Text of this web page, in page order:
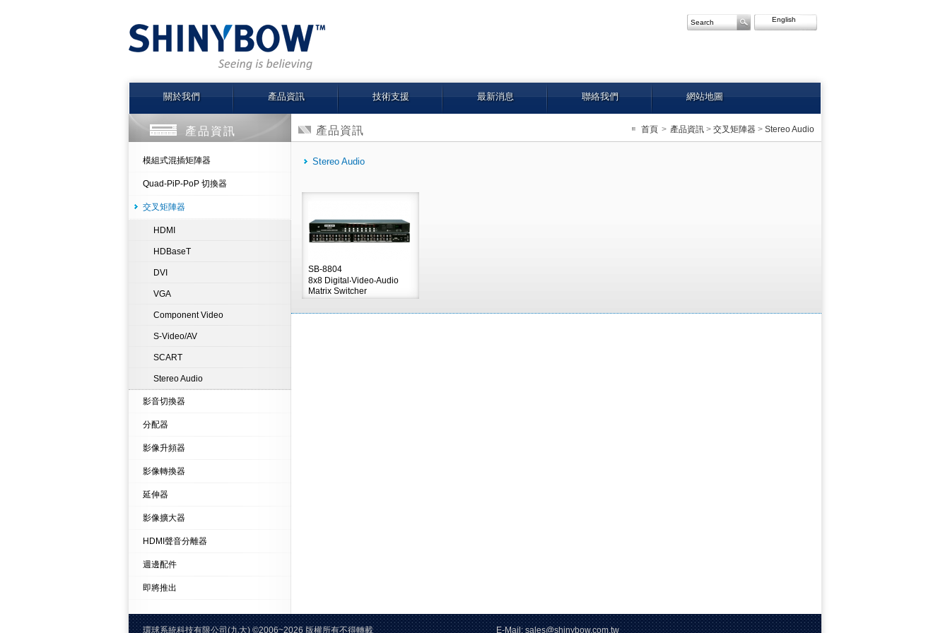
English
關於我們 產品資訊 技術支援 最新消息 聯絡我們 網站地圖
產品資訊
模組式混插矩陣器
Quad-PiP-PoP 切換器
交叉矩陣器
HDMI
HDBaseT
DVI
VGA
Component Video
S-Video/AV
SCART
Stereo Audio
影音切換器
分配器
影像升頻器
影像轉換器
延伸器
影像擴大器
HDMI聲音分離器
週邊配件
即將推出
產品資訊 首頁 > 產品資訊 > 交叉矩陣器 > Stereo Audio
Stereo Audio
SB-8804
8x8 Digital‧Video‧Audio
Matrix Switcher
環球系統科技有限公司(九大) ©2006~2026 版權所有不得轉載 E-Mail: sales@shinybow.com.tw